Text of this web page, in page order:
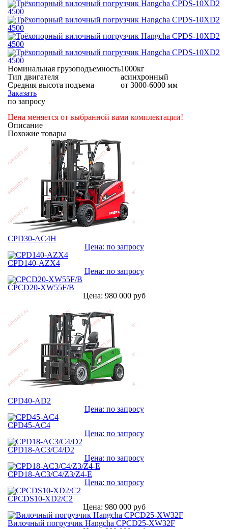
Номинальная грузоподъемность1000кг
Тип двигателя
асинхронный
Средняя высота подъема
от 3000-6000 мм
Заказать
по запросу
Цена меняется от выбранной вами комплектации!
Описание
Похожие товары
CPD30-AC4H
Цена: по запросу
CPD140-AZX4
Цена: по запросу
CPCD20-XW55F/B
Цена: 980 000 руб
CPD40-AD2
Цена: по запросу
CPD45-AС4
Цена: по запросу
CPD18-AC3/C4/D2
Цена: по запросу
CPD18-AC3/C4/Z3/Z4-E
Цена: по запросу
CPCDS10-XD2/C2
Цена: 980 000 руб
Вилочный погрузчик Hangcha CPCD25-XW32F